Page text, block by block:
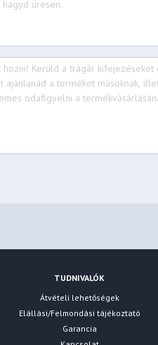
TUDNIVALÓK
Átvételi lehetőségek
Elállási/Felmondási tájékoztató
Garancia